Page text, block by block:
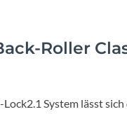
Roller
System lässt sich